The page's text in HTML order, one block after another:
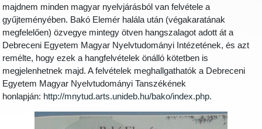
majdnem minden magyar nyelvjárásból van felvétele a
gyűjteményében. Bakó Elemér halála után (végakaratának
megfelelően) özvegye mintegy ötven hangszalagot adott át a
Debreceni Egyetem Magyar Nyelvtudományi Intézetének, és azt
remélte, hogy ezek a hangfelvételek önálló kötetben is
megjelenhetnek majd. A felvételek meghallgathatók a Debreceni
Egyetem Magyar Nyelvtudományi Tanszékének
honlapján: http://mnytud.arts.unideb.hu/bako/index.php.